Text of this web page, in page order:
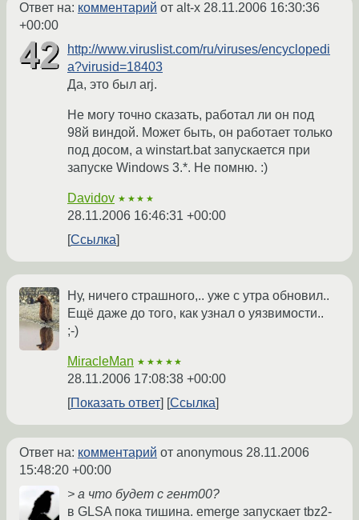
Ответ на: комментарий от alt-x 28.11.2006 16:30:36
+00:00
http://www.viruslist.com/ru/viruses/encyclopedi
a?virusid=18403
Да, это был arj.
Не могу точно сказать, работал ли он под
98й виндой. Может быть, он работает только
под досом, а winstart.bat запускается при
запуске Windows 3.*. Не помню. :)
Davidov ★★★★
28.11.2006 16:46:31 +00:00
Ссылка
Ну, ничего страшного,.. уже с утра обновил..
Ещё даже до того, как узнал о уязвимости..
;-)
MiracleMan ★★★★★
28.11.2006 17:08:38 +00:00
Показать ответ
Ссылка
Ответ на: комментарий от anonymous 28.11.2006
15:48:20 +00:00
> а что будет с гент00?
в GLSA пока тишина. emerge запускает tbz2-